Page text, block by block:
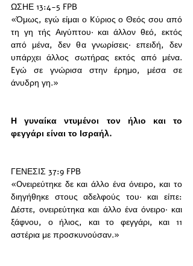
ΩΣΗΕ 13:4-5 FPB
«Όμως, εγώ είμαι ο Kύριος ο Θεός σου από
τη γη τής Aιγύπτου· και άλλον θεό, εκτός
από μένα, δεν θα γνωρίσεις· επειδή, δεν
υπάρχει άλλος σωτήρας εκτός από μένα.
Eγώ σε γνώρισα στην έρημο, μέσα σε
άνυδρη γη.»
Η γυναίκα ντυμένοι τον ήλιο και το
φεγγάρι είναι το Ισραήλ.
ΓΕΝΕΣΙΣ 37:9 FPB
«Oνειρεύτηκε δε και άλλο ένα όνειρο, και το
διηγήθηκε στους αδελφούς του· και είπε:
Δέστε, ονειρεύτηκα και άλλο ένα όνειρο· και
ξάφνου, ο ήλιος, και το φεγγάρι, και 11
αστέρια με προσκυνούσαν.»